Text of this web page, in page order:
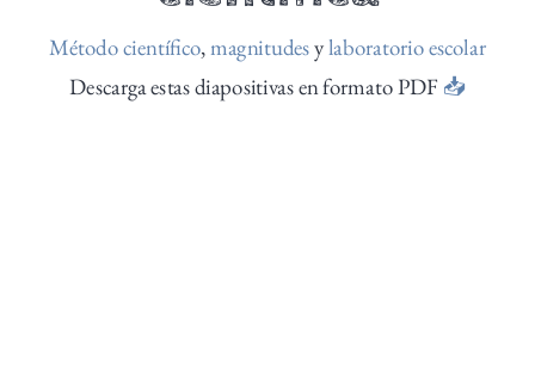
Método científico,magnitudesylaboratorio escolar
Descarga estas diapositivas en formato PDF 📥